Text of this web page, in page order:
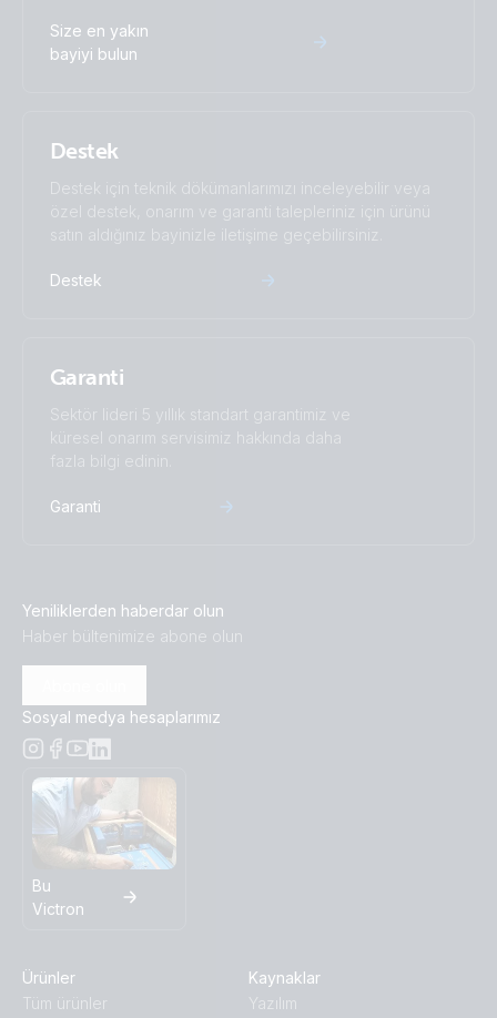
Size en yakın
bayiyi bulun
Destek
Destek için teknik dökümanlarımızı inceleyebilir veya
özel destek, onarım ve garanti talepleriniz için ürünü
satın aldığınız bayinizle iletişime geçebilirsiniz.
Destek
Garanti
Sektör lideri 5 yıllık standart garantimiz ve
küresel onarım servisimiz hakkında daha
fazla bilgi edinin.
Garanti
Yeniliklerden haberdar olun
Haber bültenimize abone olun
Sosyal medya hesaplarımız
Bu
Victron
Ürünler
Tüm ürünler
Kaynaklar
Yazılım